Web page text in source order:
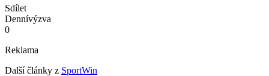
Sdílet
Dennívýzva
0
Reklama
Další články z SportWin